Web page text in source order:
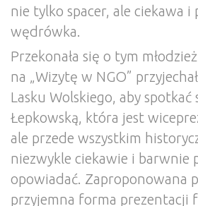
nie tylko spacer, ale ciekawa i
wędrówka.
Przekonała się o tym
na „Wizytę w NGO”
Lasku Wolskiego, aby spotkać
Łepkowską, która jest
ale przede wszystkim
niezwykle ciekawie i barwnie
opowiadać. Zaproponowana
przyjemna forma prezentacji